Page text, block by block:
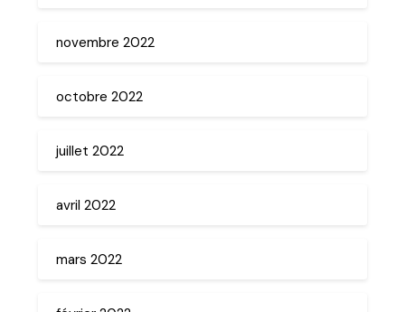
novembre 2022
octobre 2022
juillet 2022
avril 2022
mars 2022